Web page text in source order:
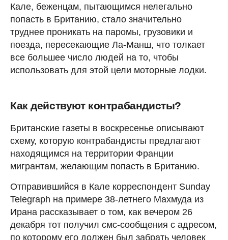
Кале, беженцам, пытающимся нелегально
попасть в Британию, стало значительно
труднее проникать на паромы, грузовики и
поезда, пересекающие Ла-Манш, что толкает
все большее число людей на то, чтобы
использовать для этой цели моторные лодки.
Как действуют контрабандисты?
Британские газеты в воскресенье описывают
схему, которую контрабандисты предлагают
находящимся на территории Франции
мигрантам, желающим попасть в Британию.
Отправившийся в Кале корреспондент Sunday
Telegraph на примере 38-летнего Махмуда из
Ирана рассказывает о том, как вечером 26
декабря тот получил смс-сообщения с адресом,
по которому его должен был забрать человек